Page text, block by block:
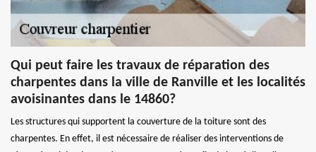
Qui peut faire les travaux de réparation des
charpentes dans la ville de Ranville et les localités
avoisinantes dans le 14860?
Les structures qui supportent la couverture de la toiture sont des
charpentes. En effet, il est nécessaire de réaliser des interventions de